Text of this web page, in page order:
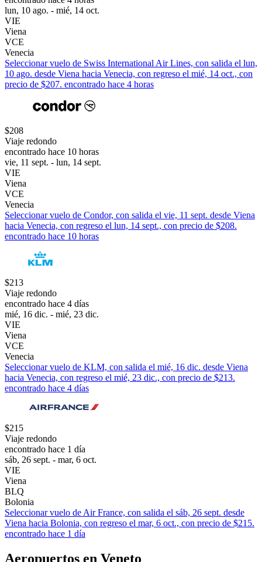
lun, 10 ago. - mié, 14 oct.
VIE
Viena
VCE
Venecia
Seleccionar vuelo de Swiss International Air Lines, con salida el lun,
10 ago. desde Viena hacia Venecia, con regreso el mié, 14 oct., con
precio de $207. encontrado hace 4 horas
$208
Viaje redondo
encontrado hace 10 horas
vie, 11 sept. - lun, 14 sept.
VIE
Viena
VCE
Venecia
Seleccionar vuelo de Condor, con salida el vie, 11 sept. desde Viena
hacia Venecia, con regreso el lun, 14 sept., con precio de $208.
encontrado hace 10 horas
$213
Viaje redondo
encontrado hace 4 días
mié, 16 dic. - mié, 23 dic.
VIE
Viena
VCE
Venecia
Seleccionar vuelo de KLM, con salida el mié, 16 dic. desde Viena
hacia Venecia, con regreso el mié, 23 dic., con precio de $213.
encontrado hace 4 días
$215
Viaje redondo
encontrado hace 1 día
sáb, 26 sept. - mar, 6 oct.
VIE
Viena
BLQ
Bolonia
Seleccionar vuelo de Air France, con salida el sáb, 26 sept. desde
Viena hacia Bolonia, con regreso el mar, 6 oct., con precio de $215.
encontrado hace 1 día
Aeropuertos en Veneto